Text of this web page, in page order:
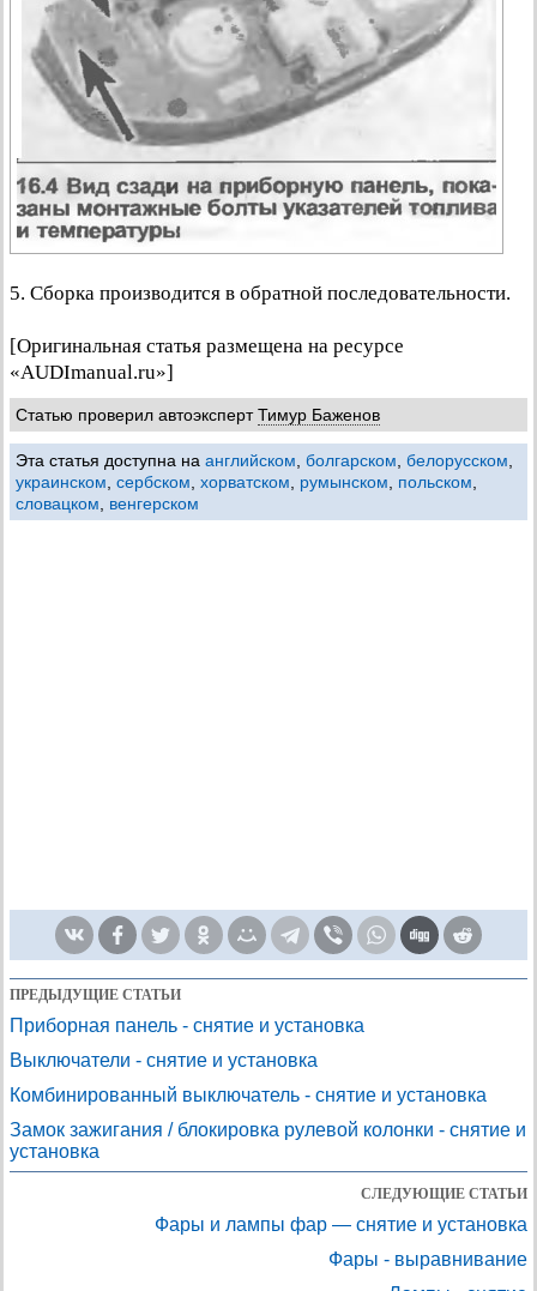
5. Сборка производится в обратной последовательности.
[Оригинальная статья размещена на ресурсе
«AUDImanual.ru»]
Статью проверил автоэкспертТимур Баженов
Эта статья доступна на английском, болгарском, белорусском,
украинском, сербском, хорватском, румынском, польском,
словацком, венгерском
ПРЕДЫДУЩИЕ СТАТЬИ
Приборная панель - снятие и установка
Выключатели - снятие и установка
Комбинированный выключатель - снятие и установка
Замок зажигания / блокировка рулевой колонки - снятие и
установка
СЛЕДУЮЩИЕ СТАТЬИ
Фары и лампы фар — снятие и установка
Фары - выравнивание